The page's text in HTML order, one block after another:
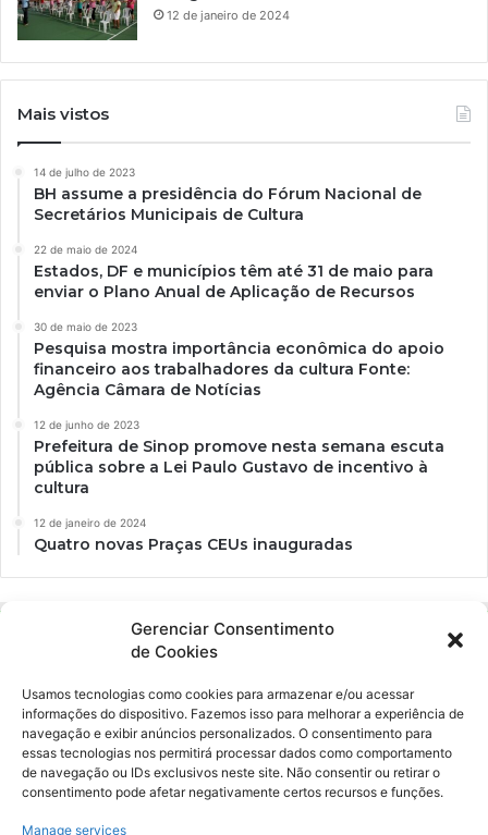
Gerenciar Consentimento
de Cookies
Usamos tecnologias como cookies para armazenar e/ou acessar
informações do dispositivo. Fazemos isso para melhorar a experiência de
navegação e exibir anúncios personalizados. O consentimento para
essas tecnologias nos permitirá processar dados como comportamento
de navegação ou IDs exclusivos neste site. Não consentir ou retirar o
consentimento pode afetar negativamente certos recursos e funções.
Manage services
12 de janeiro de 2024
Mais vistos
14 de julho de 2023
BH assume a presidência do Fórum Nacional de
Secretários Municipais de Cultura
22 de maio de 2024
Estados, DF e municípios têm até 31 de maio para
enviar o Plano Anual de Aplicação de Recursos
30 de maio de 2023
Pesquisa mostra importância econômica do apoio
financeiro aos trabalhadores da cultura Fonte:
Agência Câmara de Notícias
12 de junho de 2023
Prefeitura de Sinop promove nesta semana escuta
pública sobre a Lei Paulo Gustavo de incentivo à
cultura
12 de janeiro de 2024
Quatro novas Praças CEUs inauguradas
Ockara é uma plataforma multicultural e criativa. Nossa proposta é
oferecer o máximo de ferramentas para realizadores e
gerenciadores de espaços criativos e culturais.